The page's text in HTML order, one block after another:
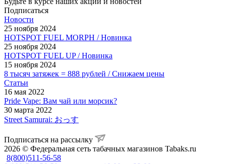
Подписаться
Новости
25 ноября 2024
HOTSPOT FUEL MORPH / Новинка
25 ноября 2024
HOTSPOT FUEL UP / Новинка
15 ноября 2024
8 тысяч затяжек = 888 рублей / Снижаем цены
Статьи
16 мая 2022
Pride Vape: Вам чай или морсик?
30 марта 2022
Street Samurai: おっす
Подписаться на рассылку
2026 © Федеральная сеть табачных магазинов Tabaks.ru
8(800)511-56-58